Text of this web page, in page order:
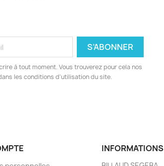
à tout moment. Vous trouverez pour cela nos
les conditions d'utilisation du site.
INFORMATIONS